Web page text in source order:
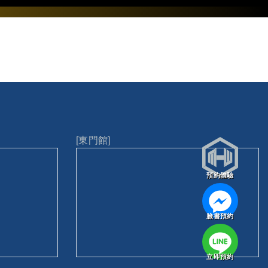
[東門館]
預約體驗
臉書預約
立即預約